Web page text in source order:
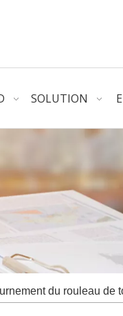
SOLUTION
du rouleau